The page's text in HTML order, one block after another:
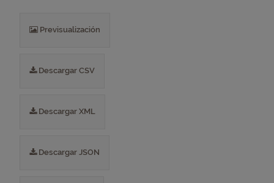
Previsualización
Descargar CSV
Descargar XML
Descargar JSON